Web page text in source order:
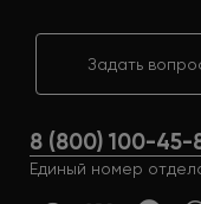
Задать
8 (800) 100-45-
Единый номер